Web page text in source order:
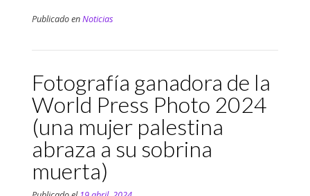
Publicado enNoticias
Fotografía ganadora de la
World Press Photo 2024
(una mujer palestina
abraza a su sobrina
muerta)